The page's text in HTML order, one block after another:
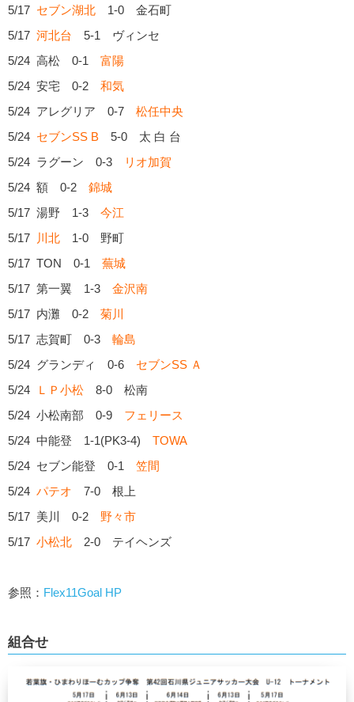
5/17 セブン湖北 1-0 金石町
5/17 河北台 5-1 ヴィンセ
5/24 高松 0-1 富陽
5/24 安宅 0-2 和気
5/24 アレグリア 0-7 松任中央
5/24 セブンSS B 5-0 太 白 台
5/24 ラグーン 0-3
リオ加賀
5/24 額 0-2 錦城
5/17 湯野 1-3 今江
5/17
川北 1-0 野町
5/17 TON 0-1 蕪城
5/17 第一翼 1-3 金沢南
5/17 内灘 0-2 菊川
5/17 志賀町 0-3 輪島
5/24 グランディ 0-6 セブンSS Ａ
5/24
ＬＰ小松 8-0 松南
5/24 小松南部 0-9 フェリース
5/24 中能登 1-1(PK3-4) TOWA
5/24 セブン能登 0-1 笠間
5/24 パテオ 7-0 根上
5/17 美川 0-2 野々市
5/17 小松北 2-0 テイヘンズ
参照： Flex11Goal HP
組合せ